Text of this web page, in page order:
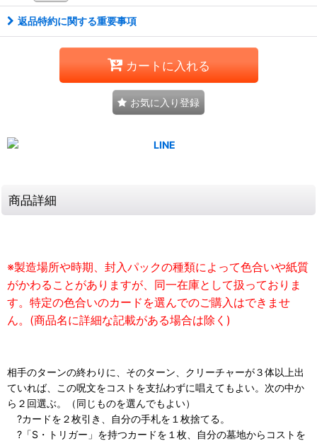
返品特約に関する重要事項
カートに入れる
お気に入り登録
商品詳細
※製造場所や時期、封入パックの種類によって色合いや紙質
がかわることがありますが、同一在庫として扱っておりま
す。特定の色合いのカードを選んでのご購入はできませ
ん。(商品名に詳細な記載がある場合は除く)
相手のターンの終わりに、そのターン、クリーチャーが３体以上出
ていれば、この呪文をコストを支払わずに唱えてもよい。次の中か
ら２回選ぶ。（同じものを選んでもよい）
?カードを２枚引き、自分の手札を１枚捨てる。
?「S・トリガー」を持つカードを１枚、自分の墓地からコストを